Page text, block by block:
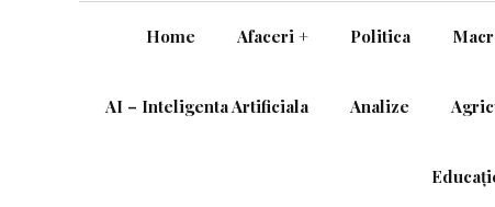
Home Afaceri + Politica
AI – Inteligenta Artificiala Analize